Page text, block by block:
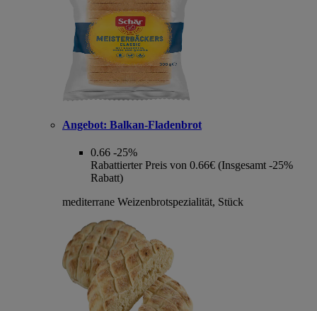
Angebot: Balkan-Fladenbrot
0.66 -25%
Rabattierter Preis von 0.66€ (Insgesamt -25%
Rabatt)
mediterrane Weizenbrotspezialität, Stück